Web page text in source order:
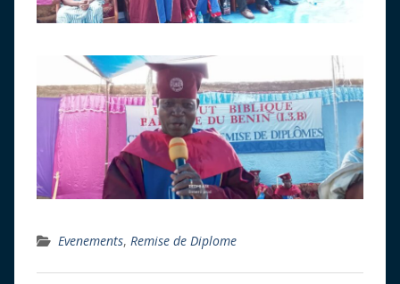
Evenements, Remise de Diplome